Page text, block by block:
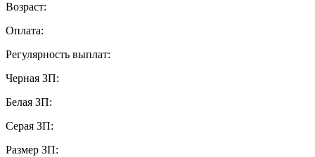
Возраст:
Оплата:
Регулярность выплат:
Черная ЗП:
Белая ЗП:
Серая ЗП:
Размер ЗП: